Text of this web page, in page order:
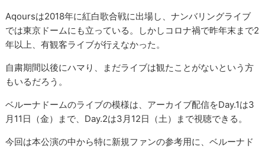
Aqoursは2018年に紅白歌合戦に出場し、ナンバリングライブ
では東京ドームにも立っている。しかしコロナ禍で昨年末まで2
年以上、有観客ライブが行えなかった。
自粛期間以後にハマり、まだライブは観たことがないという方
もいるだろう。
ベルーナドームのライブの模様は、アーカイブ配信をDay.1は3
月11日（金）まで、Day.2は3月12日（土）まで視聴できる。
今回は本公演の中から特に新規ファンの参考用に、ベルーナド